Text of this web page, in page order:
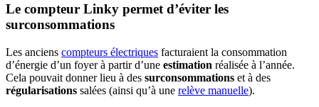
Le compteur Linky permet d’éviter les
surconsommations
Les anciens compteurs électriques facturaient la consommation
d’énergie d’un foyer à partir d’une estimation réalisée à l’année.
Cela pouvait donner lieu à des surconsommations et à des
régularisations salées (ainsi qu’à une relève manuelle).